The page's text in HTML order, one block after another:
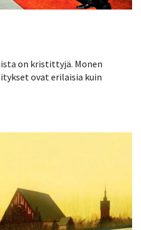
on kristittyjä. Monen
ovat erilaisia kuin